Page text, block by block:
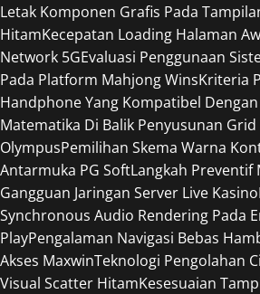
Letak Komponen Grafis Pada
HitamKecepatan Loading Halaman
Network 5GEvaluasi Penggunaan
Pada Platform Mahjong WinsKriteria
Handphone Yang Kompatibel
Matematika Di Balik Penyusunan
OlympusPemilihan Skema Warna
Antarmuka PG SoftLangkah Preventif
Gangguan Jaringan Server Live Kasino
Synchronous Audio Rendering Pada
PlayPengalaman Navigasi Bebas
Akses MaxwinTeknologi Pengolahan
Visual Scatter HitamKesesuaian